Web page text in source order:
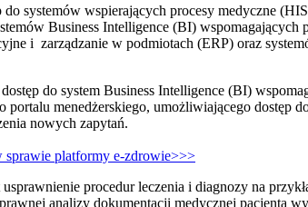
systemów wspierających procesy medyczne
Business Intelligence (BI) wspomagających
i zarządzanie w podmiotach (ERP) oraz
do system Business Intelligence (BI)
portalu menedżerskiego, umożliwiającego dostęp
nowych zapytań.
sprawie platformy e-zdrowie>>>
procedur leczenia i diagnozy na
analizy dokumentacji medycznej pacjenta